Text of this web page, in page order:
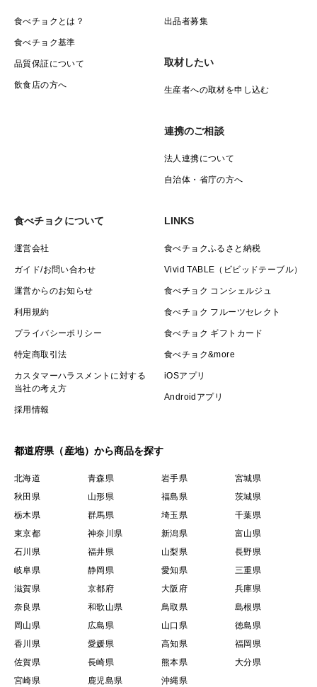
食べチョクとは？
食べチョク基準
品質保証について
飲食店の方へ
出品者募集
取材したい
生産者への取材を申し込む
連携のご相談
法人連携について
自治体・省庁の方へ
食べチョクについて
運営会社
ガイド/お問い合わせ
運営からのお知らせ
利用規約
プライバシーポリシー
特定商取引法
カスタマーハラスメントに対する
当社の考え方
採用情報
LINKS
食べチョクふるさと納税
Vivid TABLE（ビビッドテーブル）
食べチョク コンシェルジュ
食べチョク フルーツセレクト
食べチョク ギフトカード
食べチョク&more
iOSアプリ
Androidアプリ
都道府県（産地）から商品を探す
北海道 青森県 岩手県
宮城県
秋田県
山形県 福島県
茨城県
栃木県
群馬県 埼玉県
千葉県
東京都
神奈川県 新潟県
富山県
石川県
福井県 山梨県
長野県
岐阜県
静岡県 愛知県
三重県
滋賀県
京都府 大阪府
兵庫県
奈良県
和歌山県 鳥取県
島根県
岡山県
広島県 山口県
徳島県
香川県
愛媛県 高知県
福岡県
佐賀県
長崎県 熊本県
大分県
宮崎県
鹿児島県 沖縄県